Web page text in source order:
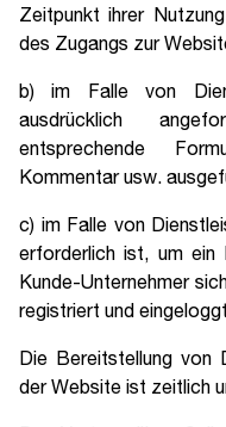
Zeitpunkt ihrer
des Zugangs zur
b) im Falle von
ausdrücklich
entsprechende
Kommentar usw.
c) im Falle von
erforderlich ist, um ein
Kunde-Unternehmer
registriert und
Die Bereitstellung von
der Website ist zeitlich